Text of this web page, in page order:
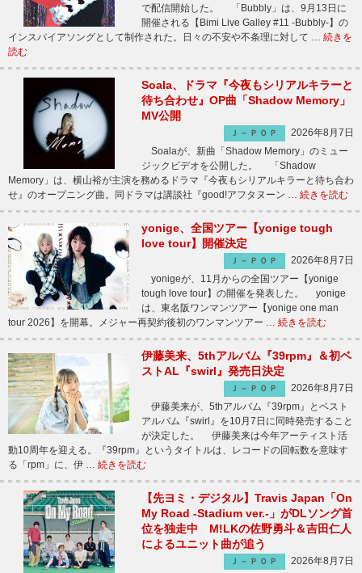
で配信開始した。 「Bubbly」は、9月13日に
開催される【Bimi Live Galley #11 -Bubbly-】の
インスパイアソングとして制作された。日々の不安や不条理に対して … 続きを
読む
Soala、ドラマ『今夜もシリアルキラーと
待ち合わせ』OP曲「Shadow Memory」
MV公開
Ｊ－ＰＯＰ
2026年8月7日
Soalaが、新曲「Shadow Memory」のミュー
ジックビデオを公開した。 「Shadow
Memory」は、横山裕が主演を務めるドラマ『今夜もシリアルキラーと待ち合わ
せ』のオープニング曲。同ドラマは講談社『good!アフタヌーン … 続きを読む
yonige、全国ツアー【yonige tough
love tour】開催決定
Ｊ－ＰＯＰ
2026年8月7日
yonigeが、11月からの全国ツアー【yonige
tough love tour】の開催を発表した。 yonige
は、東名阪ワンマンツアー【yonige one man
tour 2026】を開幕。メジャー再契約後初のワンマンツアー … 続きを読む
伊藤美来、5thアルバム『39rpm』＆初ベ
ストAL『swirl』発売日決定
Ｊ－ＰＯＰ
2026年8月7日
伊藤美来が、5thアルバム『39rpm』とベスト
アルバム『swirl』を10月7日に同時発売すること
が決定した。 伊藤美来は今年アーティスト活
動10周年を迎える。『39rpm』というタイトルは、レコードの回転数を意味す
る「rpm」に、伊 … 続きを読む
【先ヨミ・デジタル】Travis Japan「On
My Road -Stadium ver.-」がDLソング首
位を独走中 M!LKの佐野勇斗＆吉田仁人
によるユニット曲が追う
Ｊ－ＰＯＰ
2026年8月7日